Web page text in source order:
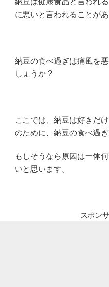
に悪いと言われることがあ
納豆の食べ過ぎは痛風を
しょうか ?
ここでは、納豆は好きだ
のために、納豆の食べ過
もしそうなら原因は一体
いと思います。
スポン